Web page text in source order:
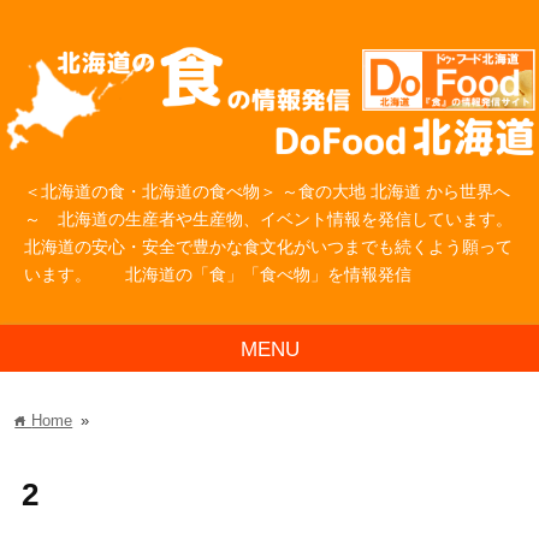
＜北海道の食・北海道の食べ物＞ ～食の大地 北海道 から世界へ
～ 北海道の生産者や生産物、イベント情報を発信しています。
北海道の安心・安全で豊かな食文化がいつまでも続くよう願って
います。 北海道の「食」「食べ物」を情報発信
MENU
home Home »
2